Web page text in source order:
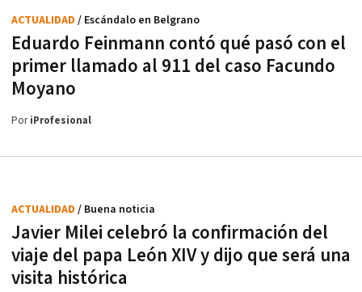
Eduardo Feinmann contó qué pasó con el
primer llamado al 911 del caso Facundo
Moyano
ACTUALIDAD / Escándalo en Belgrano
PoriProfesional
Javier Milei celebró la confirmación del
viaje del papa León XIV y dijo que será una
visita histórica
ACTUALIDAD / Buena noticia